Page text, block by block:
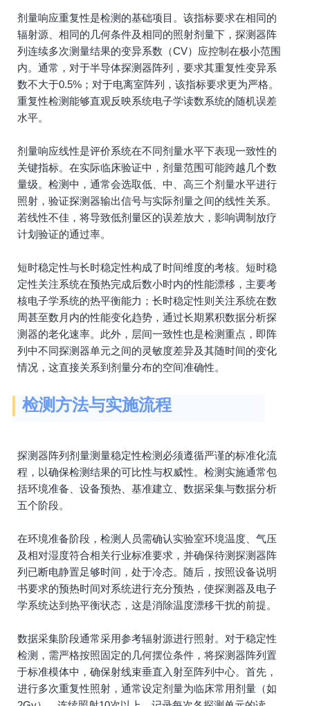
剂量响应重复性是检测的基础项目。该指标要求在相同的
辐射源、相同的几何条件及相同的照射剂量下，探测器阵
列连续多次测量结果的变异系数（CV）应控制在极小范围
内。通常，对于半导体探测器阵列，要求其重复性变异系
数不大于0.5%；对于电离室阵列，该指标要求更为严格。
重复性检测能够直观反映系统电子学读数系统的随机误差
水平。
剂量响应线性是评价系统在不同剂量水平下表现一致性的
关键指标。在实际临床验证中，剂量范围可能跨越几个数
量级。检测中，通常会选取低、中、高三个剂量水平进行
照射，验证探测器输出信号与实际剂量之间的线性关系。
若线性不佳，将导致低剂量区的误差放大，影响调制放疗
计划验证的通过率。
短时稳定性与长时稳定性构成了时间维度的考核。短时稳
定性关注系统在预热完成后数小时内的性能漂移，主要考
核电子学系统的热平衡能力；长时稳定性则关注系统在数
周甚至数月内的性能变化趋势，通过长期累积数据分析探
测器的老化速率。此外，层间一致性也是检测重点，即阵
列中不同探测器单元之间的灵敏度差异及其随时间的变化
情况，这直接关系到剂量分布的空间准确性。
检测方法与实施流程
探测器阵列剂量测量稳定性检测必须遵循严谨的标准化流
程，以确保检测结果的可比性与权威性。检测实施通常包
括环境准备、设备预热、基准建立、数据采集与数据分析
五个阶段。
在环境准备阶段，检测人员需确认实验室环境温度、气压
及相对湿度符合相关行业标准要求，并确保待测探测器阵
列已断电静置足够时间，处于冷态。随后，按照设备说明
书要求的预热时间对系统进行充分预热，使探测器及电子
学系统达到热平衡状态，这是消除温度漂移干扰的前提。
数据采集阶段通常采用参考辐射源进行照射。对于稳定性
检测，需严格按照固定的几何摆位条件，将探测器阵列置
于标准模体中，确保射线束垂直入射至阵列中心。首先，
进行多次重复性照射，通常设定剂量为临床常用剂量（如